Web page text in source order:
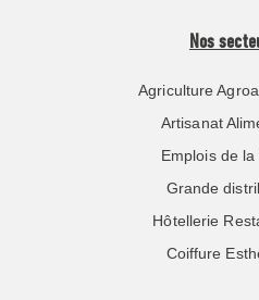
Nos
Agriculture
Artisanat
Emplois de la
Grande
Hôtellerie
Coiffure